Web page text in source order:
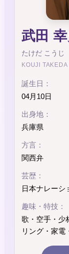
武田
たけだ こうじ
KOUJI TAKEDA
誕生日：
04月10日
出身地：
兵庫県
方言：
関西弁
芸歴：
日本ナレーシ
趣味・特技：
歌・空手・少
リング・家電